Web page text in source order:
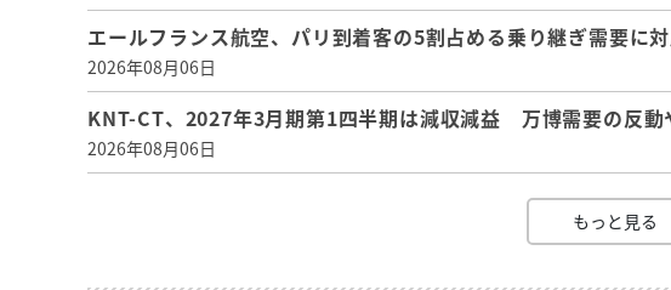
エールフランス航空、パリ到着客の5割占める乗り継ぎ需要に
2026年08月06日
KNT-CT、2027年3月期第1四半期は減収減益 万博需要の反動
2026年08月06日
もっと見る